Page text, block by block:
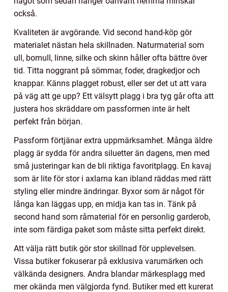
också.
Kvaliteten är avgörande. Vid second hand-köp gör
materialet nästan hela skillnaden. Naturmaterial som
ull, bomull, linne, silke och skinn håller ofta bättre över
tid. Titta noggrant på sömmar, foder, dragkedjor och
knappar. Känns plagget robust, eller ser det ut att vara
på väg att ge upp? Ett välsytt plagg i bra tyg går ofta att
justera hos skräddare om passformen inte är helt
perfekt från början.
Passform förtjänar extra uppmärksamhet. Många äldre
plagg är sydda för andra siluetter än dagens, men med
små justeringar kan de bli riktiga favoritplagg. En kavaj
som är lite för stor i axlarna kan ibland räddas med rätt
styling eller mindre ändringar. Byxor som är något för
långa kan läggas upp, en midja kan tas in. Tänk på
second hand som råmaterial för en personlig garderob,
inte som färdiga paket som måste sitta perfekt direkt.
Att välja rätt butik gör stor skillnad för upplevelsen.
Vissa butiker fokuserar på exklusiva varumärken och
välkända designers. Andra blandar märkesplagg med
mer okända men välgjorda fynd. Butiker med ett kurerat